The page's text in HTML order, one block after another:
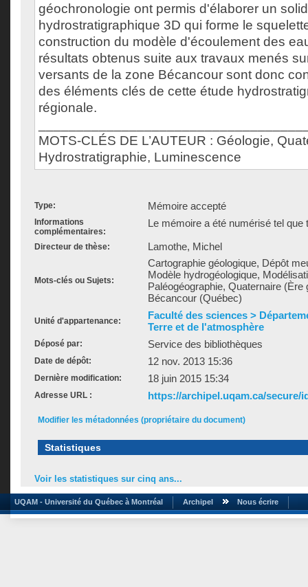
géochronologie ont permis d'élaborer un
hydrostratigraphique 3D qui forme le
construction du modèle d'écoulement des
résultats obtenus suite aux travaux menés
versants de la zone Bécancour sont donc
des éléments clés de cette étude
régionale.
MOTS-CLÉS DE L’AUTEUR : Géologie,
Hydrostratigraphie, Luminescence
Type: Mémoire accepté
Informations
complémentaires:
Le mémoire a été numérisé tel que
Directeur de thèse: Lamothe, Michel
Mots-clés ou Sujets:
Cartographie géologique, Dépôt
Modèle hydrogéologique,
Paléogéographie, Quaternaire (Ère
Bécancour (Québec)
Unité d'appartenance:
Faculté des sciences >
Terre et de l'atmosphère
Déposé par: Service des bibliothèques
Date de dépôt: 12 nov. 2013 15:36
Dernière modification: 18 juin 2015 15:34
Adresse URL : https://archipel.uqam.ca/secure/
Modifier les métadonnées (propriétaire du document)
Statistiques
Voir les statistiques sur cinq ans...
UQAM - Université du Québec à Montréal Archipel Nous écrire